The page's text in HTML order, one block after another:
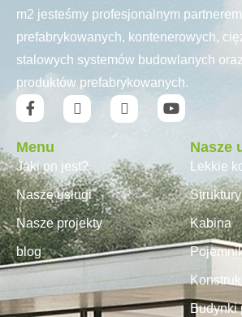
m2 jesteśmy profesjonalnym
prefabrykowanych, kontenerowych,
stalowych systemów budowlanych
produktów prefabrykowanych.
Menu
Jaki on jest?
Nasze usługi
Nasze projekty
blog
Nasze
Lekkie
Kabina
Budynki